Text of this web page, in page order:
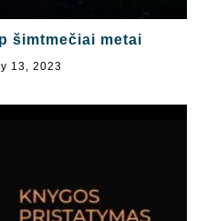
šimtmečiai metai
13, 2023